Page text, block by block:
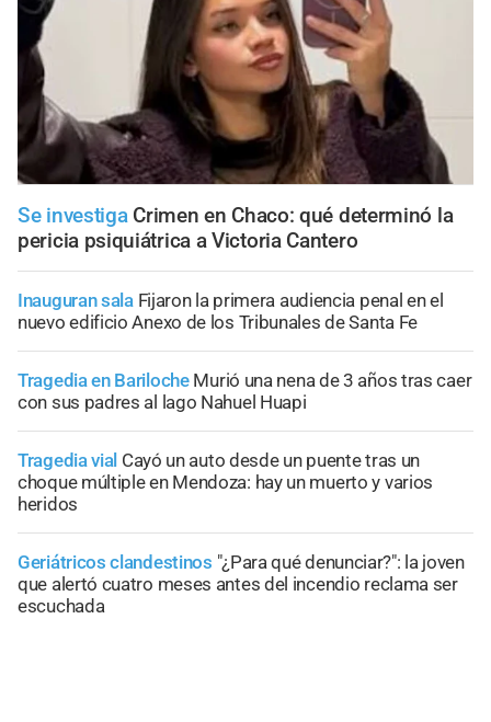
Se investiga Crimen en Chaco: qué determinó la
pericia psiquiátrica a Victoria Cantero
Inauguran sala Fijaron la primera audiencia penal en el
nuevo edificio Anexo de los Tribunales de Santa Fe
Tragedia en Bariloche Murió una nena de 3 años tras caer
con sus padres al lago Nahuel Huapi
Tragedia vial Cayó un auto desde un puente tras un
choque múltiple en Mendoza: hay un muerto y varios
heridos
Geriátricos clandestinos "¿Para qué denunciar?": la joven
que alertó cuatro meses antes del incendio reclama ser
escuchada